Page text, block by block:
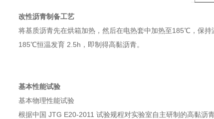
改性沥青制备工艺
将基质沥青先在烘箱加热，然后在电热套中加热至185℃，保
185℃恒温发育 2.5h，即制得高黏沥青。
基本性能试验
基本物理性能试验
根据中国 JTG E20-2011 试验规程对实验室自主研制的高黏沥